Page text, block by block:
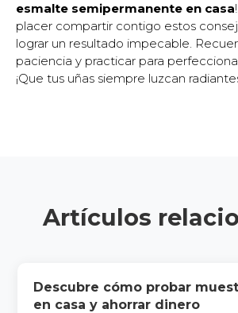
esmalte semipermanente en casa
placer compartir contigo estos
lograr un resultado impecable.
paciencia y practicar para
¡Que tus uñas siempre luzcan
Artículos
Descubre cómo probar
en casa y ahorrar dinero